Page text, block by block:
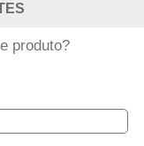
produto?